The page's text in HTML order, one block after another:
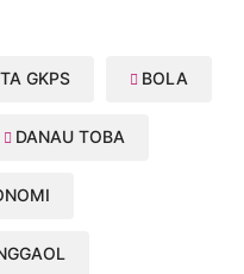
GKPS BOLA
DANAU TOBA